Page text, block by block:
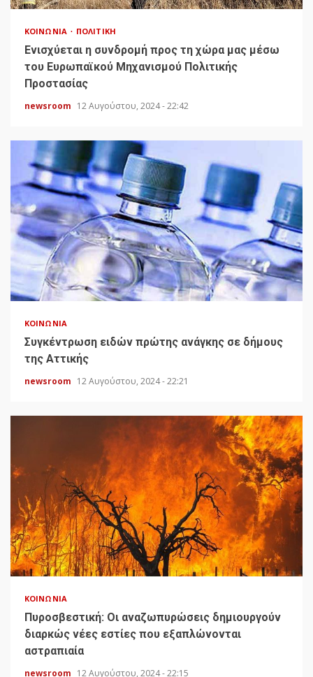
ΚΟΙΝΩΝΊΑ ΠΟΛΙΤΙΚΉ
Ενισχύεται η συνδρομή προς τη χώρα μας μέσω
του Ευρωπαϊκού Μηχανισμού Πολιτικής
Προστασίας
newsroom 12 Αυγούστου, 2024 - 22:42
ΚΟΙΝΩΝΊΑ
Συγκέντρωση ειδών πρώτης ανάγκης σε δήμους
της Αττικής
newsroom 12 Αυγούστου, 2024 - 22:21
ΚΟΙΝΩΝΊΑ
Πυροσβεστική: Οι αναζωπυρώσεις δημιουργούν
διαρκώς νέες εστίες που εξαπλώνονται
αστραπιαία
newsroom 12 Αυγούστου, 2024 - 22:15